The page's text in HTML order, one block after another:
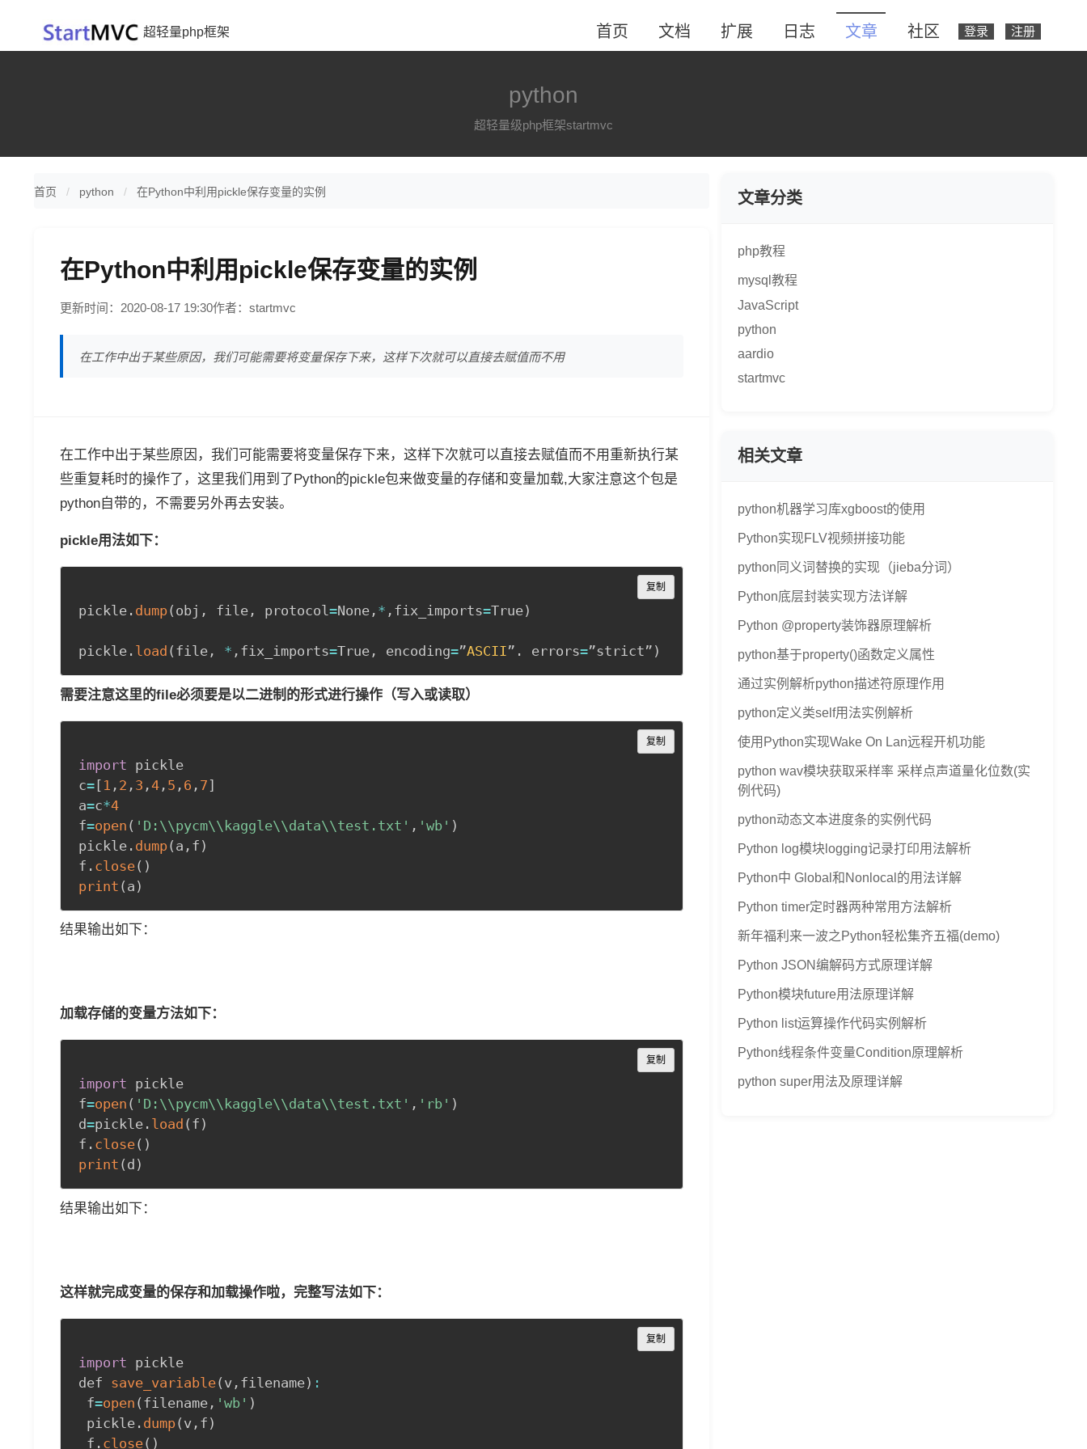
超轻量php框架 首页 文档 扩展 日志 文章 社区 登录 注册
python
超轻量级php框架startmvc
首页 python 在Python中利用pickle保存变量的实例
在Python中利用pickle保存变量的实例
更新时间：2020-08-17 19:30作者：startmvc
在工作中出于某些原因，我们可能需要将变量保存下来，这样下次就可以直接去赋值而不用
在工作中出于某些原因，我们可能需要将变量保存下来，这样下次就可以直接去赋值而不用重新执行某
些重复耗时的操作了，这里我们用到了Python的pickle包来做变量的存储和变量加载,大家注意这个包是
python自带的，不需要另外再去安装。
pickle用法如下：
pickle . dump( obj , file , protocol=None , * , fix_imports=True)
pickle . load ( file , * , fix_imports=True , encoding=”ASCII” . errors=”strict” )
复制
Copy
需要注意这里的file必须要是以二进制的形式进行操作（写入或读取）
import pickle
c=[ 1 , 2 , 3 ,4 , 5 , 6 , 7 ]
a=c*4
f=open ( 'D:\\pycm\\kaggle\\data\\test.txt' , 'wb' )
pickle . dump( a , f )
f . close( )
print ( a )
复制
Copy
结果输出如下：
加载存储的变量方法如下：
import pickle
f=open ( 'D:\\pycm\\kaggle\\data\\test.txt' , 'rb' )
d=pickle . load ( f )
f . close( )
print ( d )
复制
Copy
结果输出如下：
这样就完成变量的保存和加载操作啦，完整写法如下：
import pickle
def save_variable( v , filename) :
f=open ( filename , 'wb' )
pickle . dump( v , f )
f . close( )
复制
Copy
文章分类
php教程
mysql教程
JavaScript
python
aardio
startmvc
相关文章
python机器学习库xgboost的使用
Python实现FLV视频拼接功能
python同义词替换的实现（jieba分词）
Python底层封装实现方法详解
Python @property装饰器原理解析
python基于property()函数定义属性
通过实例解析python描述符原理作用
python定义类self用法实例解析
使用Python实现Wake On Lan远程开机功能
python wav模块获取采样率 采样点声道量化位数(实
例代码)
python动态文本进度条的实例代码
Python log模块logging记录打印用法解析
Python中 Global和Nonlocal的用法详解
Python timer定时器两种常用方法解析
新年福利来一波之Python轻松集齐五福(demo)
Python JSON编解码方式原理详解
Python模块future用法原理详解
Python list运算操作代码实例解析
Python线程条件变量Condition原理解析
python super用法及原理详解